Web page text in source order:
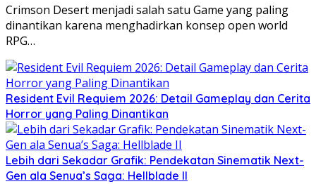
Crimson Desert menjadi salah satu Game yang paling
dinantikan karena menghadirkan konsep open world
RPG…
Resident Evil Requiem 2026: Detail Gameplay dan Cerita
Horror yang Paling Dinantikan
Lebih dari Sekadar Grafik: Pendekatan Sinematik Next-
Gen ala Senua’s Saga: Hellblade II